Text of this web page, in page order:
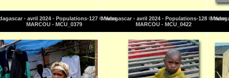
- avril 2024 - Populations-127 © Yvan
MARCOU - MCU_0379
Madagascar - avril 2024 - Populations-128 © Yvan
MARCOU - MCU_0422